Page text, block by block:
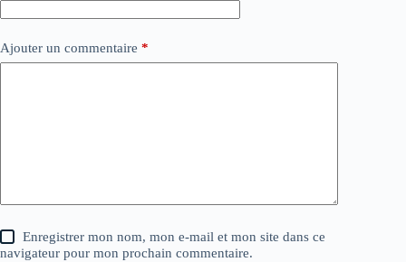
Ajouter un commentaire *
Enregistrer mon nom, mon e-mail et mon site dans ce
navigateur pour mon prochain commentaire.